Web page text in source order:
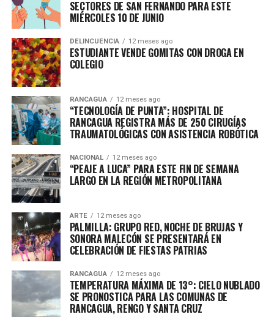
SECTORES DE SAN FERNANDO PARA ESTE
MIÉRCOLES 10 DE JUNIO
DELINCUENCIA 12 meses ago
ESTUDIANTE VENDE GOMITAS CON DROGA EN
COLEGIO
RANCAGUA 12 meses ago
“TECNOLOGÍA DE PUNTA”: HOSPITAL DE
RANCAGUA REGISTRA MÁS DE 250 CIRUGÍAS
TRAUMATOLÓGICAS CON ASISTENCIA ROBÓTICA
NACIONAL 12 meses ago
“PEAJE A LUCA” PARA ESTE FIN DE SEMANA
LARGO EN LA REGIÓN METROPOLITANA
ARTE 12 meses ago
PALMILLA: GRUPO RED, NOCHE DE BRUJAS Y
SONORA MALECÓN SE PRESENTARÁ EN
CELEBRACIÓN DE FIESTAS PATRIAS
RANCAGUA 12 meses ago
TEMPERATURA MÁXIMA DE 13°: CIELO NUBLADO
SE PRONOSTICA PARA LAS COMUNAS DE
RANCAGUA, RENGO Y SANTA CRUZ